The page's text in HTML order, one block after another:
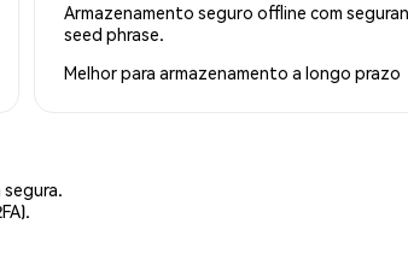
Armazenamento seguro offline com
seed phrase.
Melhor para armazenamento a longo prazo